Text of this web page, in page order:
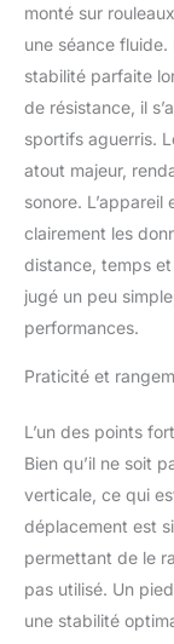
monté sur
une séance
stabilité parfaite
de résistance, il
sportifs aguerris.
atout majeur,
sonore.
clairement les
distance, temps et
jugé un peu
performances.
Praticité et
L’un des points
Bien qu’il ne soit
verticale, ce qui
déplacement est
permettant de le
pas utilisé. Un
une stabilité